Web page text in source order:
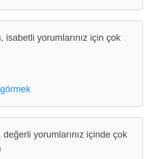
isabetli yorumlarınız için çok
değerli yorumlarınız içinde çok